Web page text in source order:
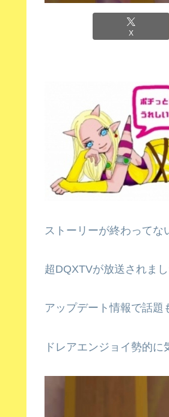
X
ストーリーが終わって
超DQXTVが放送されま
アップデート情報で話題
ドレアエンジョイ勢的に